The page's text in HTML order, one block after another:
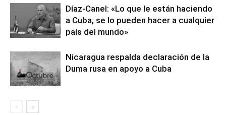
Díaz-Canel: «Lo que le están haciendo
a Cuba, se lo pueden hacer a cualquier
país del mundo»
Nicaragua respalda declaración de la
Duma rusa en apoyo a Cuba